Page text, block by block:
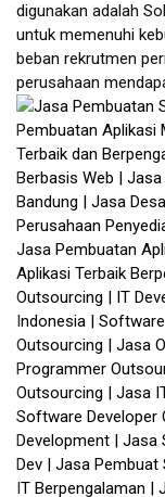
digunakan adalah
untuk memenuhi
beban rekrutmen
perusahaan